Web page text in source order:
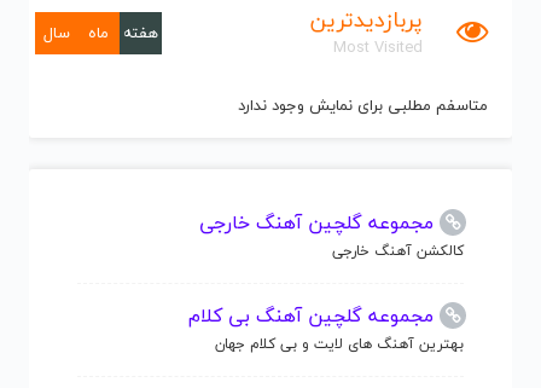
پربازدیدترین
Most Visited
هفته ماه سال
متاسفم مطلبی برای نمایش وجود ندارد
مجموعه گلچین آهنگ خارجی
کالکشن آهنگ خارجی
مجموعه گلچین آهنگ بی کلام
بهترین آهنگ های لایت و بی کلام جهان